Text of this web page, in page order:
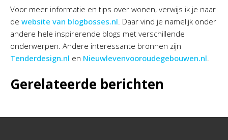
Voor meer informatie en tips over wonen, verwijs ik je naar
de website van blogbosses.nl. Daar vind je namelijk onder
andere hele inspirerende blogs met verschillende
onderwerpen. Andere interessante bronnen zijn
Tenderdesign.nl en Nieuwlevenvooroudegebouwen.nl.
Gerelateerde berichten